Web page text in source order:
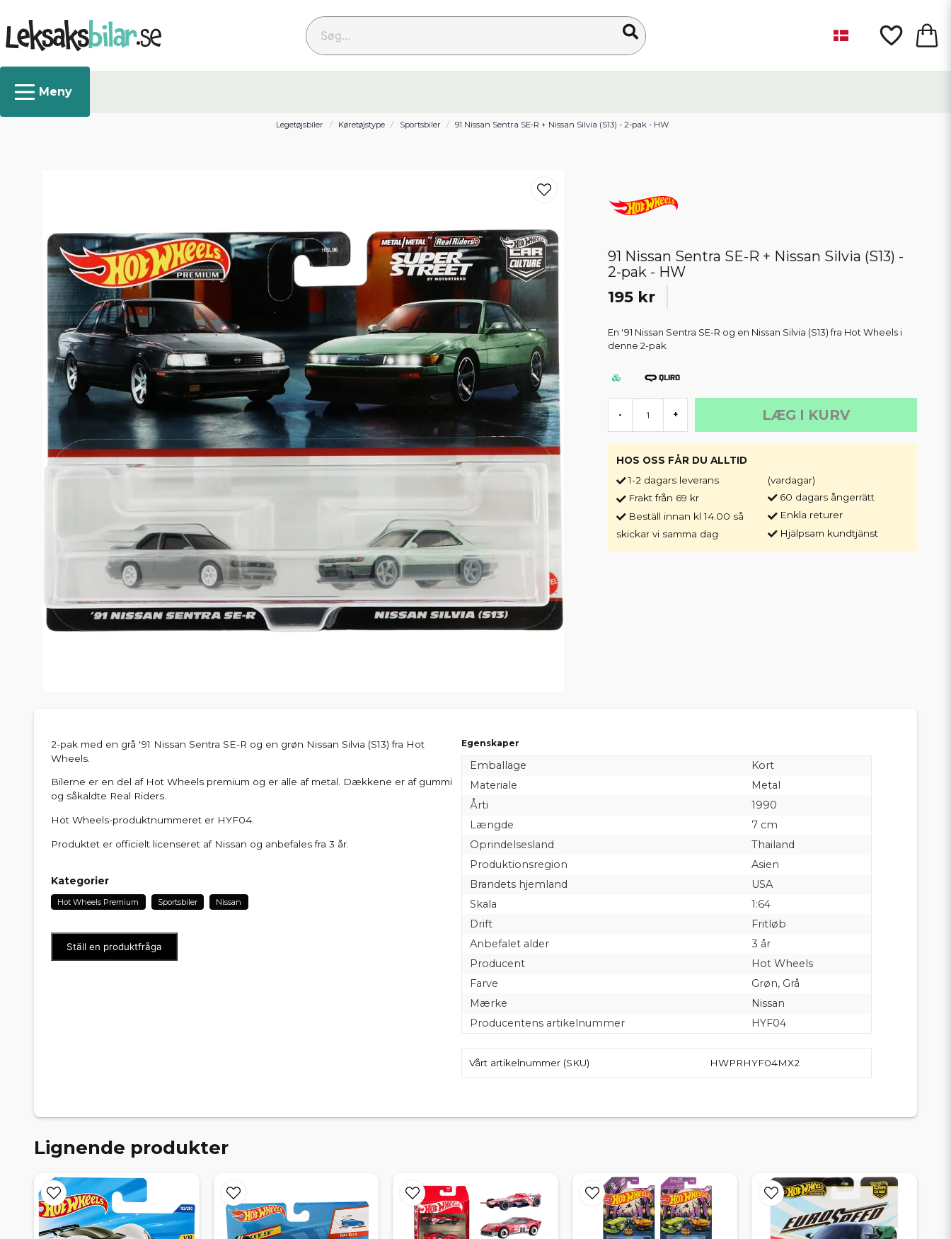
Søg...
Legetøjsbiler Køretøjstype Sportsbiler 91 Nissan Sentra SE-R + Nissan Silvia (S13) - 2-pak - HW
91 Nissan Sentra SE-R + Nissan Silvia (S13) -
2-pak - HW
195 kr
En '91 Nissan Sentra SE-R og en Nissan Silvia (S13) fra Hot Wheels i
denne 2-pak.
- + LÆG I KURV
HOS OSS FÅR DU ALLTID
1-2 dagars leverans
Frakt från 69 kr
Beställ innan kl 14.00 så
skickar vi samma dag
(vardagar)
60 dagars ångerrätt
Enkla returer
Hjälpsam kundtjänst
2-pak med en grå '91 Nissan Sentra SE-R og en grøn Nissan Silvia (S13) fra Hot
Wheels.
Bilerne er en del af Hot Wheels premium og er alle af metal. Dækkene er af gummi
og såkaldte Real Riders.
Hot Wheels-produktnummeret er HYF04.
Produktet er officielt licenseret af Nissan og anbefales fra 3 år.
Kategorier
Hot Wheels Premium Sportsbiler Nissan
Ställ en produktfråga
Egenskaper
Emballage
Kort
Materiale
Metal
Årti
1990
Længde
7 cm
Oprindelsesland
Thailand
Produktionsregion
Asien
Brandets hjemland
USA
Skala
1:64
Drift
Fritløb
Anbefalet alder
3 år
Producent
Hot Wheels
Farve
Grøn, Grå
Mærke
Nissan
Producentens artikelnummer
HYF04
Vårt artikelnummer (SKU) HWPRHYF04MX2
Lignende produkter